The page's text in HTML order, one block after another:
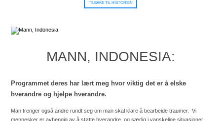
TILBAKE TIL HISTORIEN
MANN, INDONESIA:
Programmet deres har lært meg hvor viktig det er å elske
hverandre og hjelpe hverandre.
Man trenger også andre rundt seg om man skal klare å bearbeide traumer. Vi
mennesker er avhengig av å støtte hverandre, og særlig i vanskelige situasjoner.